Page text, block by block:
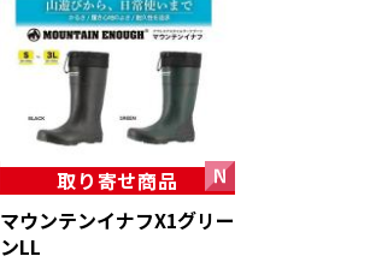
取り寄せ商品
マウンテンイナフX1グリー
ンLL